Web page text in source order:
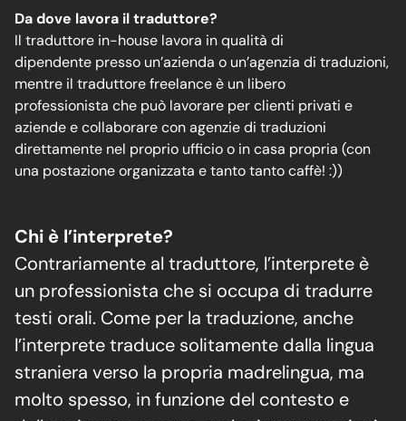
Da dove lavora il traduttore?
Il traduttore in-house lavora in qualità di
dipendente presso un’azienda o un’agenzia di traduzioni,
mentre il traduttore freelance è un libero
professionista che può lavorare per clienti privati e
aziende e collaborare con agenzie di traduzioni
direttamente nel proprio ufficio o in casa propria (con
una postazione organizzata e tanto tanto caffè! :))
Chi è l’interprete?
Contrariamente al traduttore, l’interprete è
un professionista che si occupa di tradurre
testi orali. Come per la traduzione, anche
l’interprete traduce solitamente dalla lingua
straniera verso la propria madrelingua, ma
molto spesso, in funzione del contesto e